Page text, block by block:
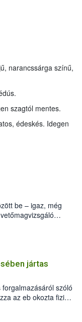
narancssárga színű,
szagtól mentes.
édeskés. Idegen
be – igaz, még
Győző által
jártas
szóló
az eb okozta fizikai
felmerülő
tartását és annak